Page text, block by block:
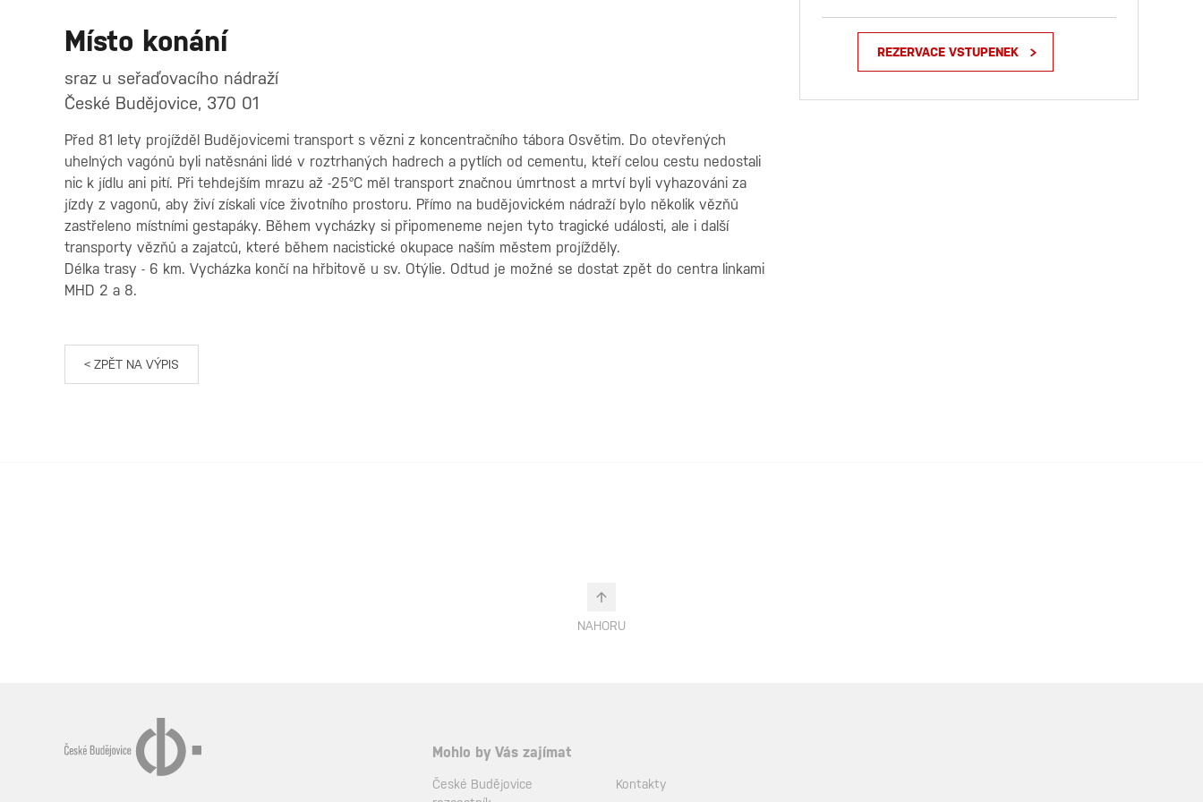
Místo konání
sraz u seřaďovacího nádraží
České Budějovice, 370 01
Před 81 lety projížděl Budějovicemi transport s vězni z koncentračního tábora Osvětim. Do otevřených
uhelných vagónů byli natěsnáni lidé v roztrhaných hadrech a pytlích od cementu, kteří celou cestu nedostali
nic k jídlu ani pití. Při tehdejším mrazu až -25°C měl transport značnou úmrtnost a mrtví byli vyhazováni za
jízdy z vagonů, aby živí získali více životního prostoru. Přímo na budějovickém nádraží bylo několik vězňů
zastřeleno místními gestapáky. Během vycházky si připomeneme nejen tyto tragické události, ale i další
transporty vězňů a zajatců, které během nacistické okupace naším městem projížděly.
Délka trasy - 6 km. Vycházka končí na hřbitově u sv. Otýlie. Odtud je možné se dostat zpět do centra linkami
MHD 2 a 8.
< ZPĚT NA VÝPIS
REZERVACE VSTUPENEK
NAHORU
Mohlo by Vás zajímat
České Budějovice
Kontakty